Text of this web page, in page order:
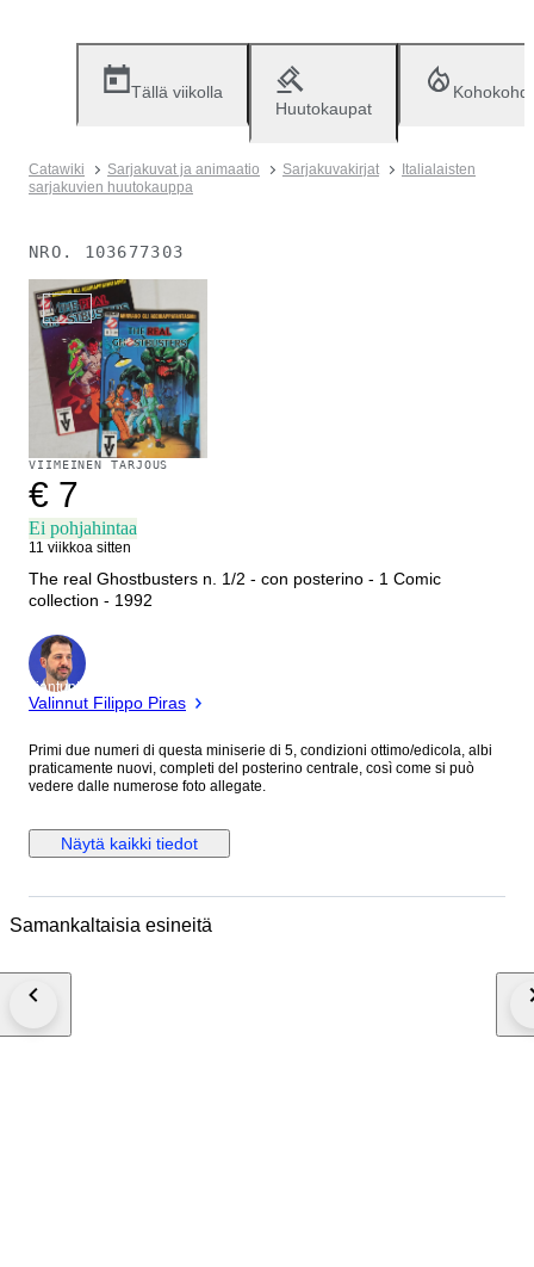
Tällä viikolla
Huutokaupat
Catawiki Sarjakuvat ja animaatio Sarjakuvakirjat
Italialaisten
sarjakuvien huutokauppa
NRO. 103677303
Myyty
VIIMEINEN TARJOUS
€ 7
Ei pohjahintaa
11 viikkoa sitten
The real Ghostbusters n. 1/2 - con posterino - 1 Comic
collection - 1992
asiantuntija
Valinnut Filippo Piras
Primi due numeri di questa miniserie di 5, condizioni ottimo/edicola, albi
praticamente nuovi, completi del posterino centrale, così come si può
vedere dalle numerose foto allegate.
Näytä kaikki tiedot
Samankaltaisia esineitä